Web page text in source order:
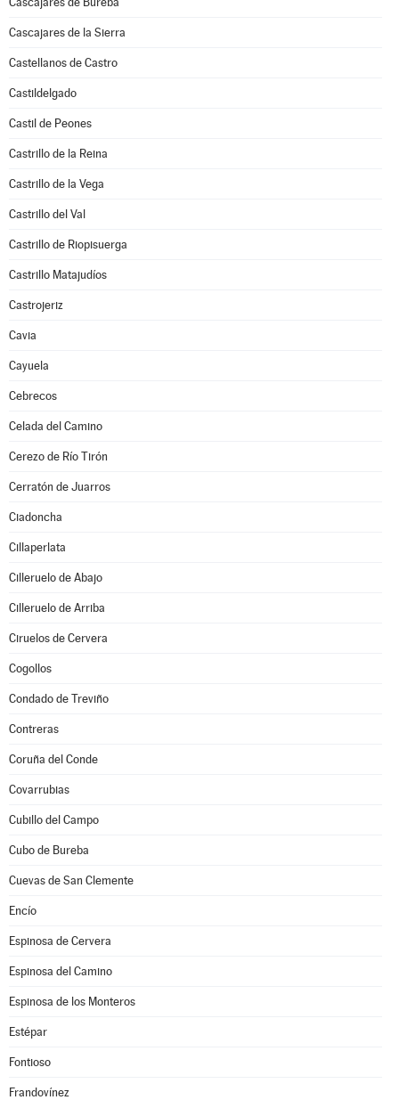
Cascajares de la Sierra
Castellanos de Castro
Castildelgado
Castil de Peones
Castrillo de la Reina
Castrillo de la Vega
Castrillo del Val
Castrillo de Riopisuerga
Castrillo Matajudíos
Castrojeriz
Cavia
Cayuela
Cebrecos
Celada del Camino
Cerezo de Río Tirón
Cerratón de Juarros
Ciadoncha
Cillaperlata
Cilleruelo de Abajo
Cilleruelo de Arriba
Ciruelos de Cervera
Cogollos
Condado de Treviño
Contreras
Coruña del Conde
Covarrubias
Cubillo del Campo
Cubo de Bureba
Cuevas de San Clemente
Encío
Espinosa de Cervera
Espinosa del Camino
Espinosa de los Monteros
Estépar
Fontioso
Frandovínez